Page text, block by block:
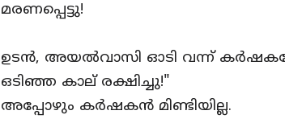
മരണപ്പെട്ടു!
ഉടൻ, അയൽവാസി ഓടി വന്ന്
ഒടിഞ്ഞ കാല് രക്ഷിച്ചു!"
അപ്പോഴും കർഷകൻ മിണ്ടിയില്ല.